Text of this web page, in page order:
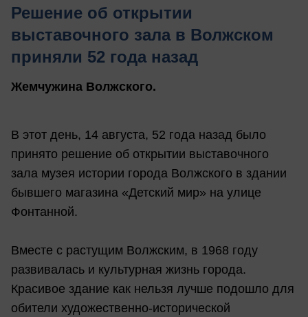
Решение об открытии
выставочного зала в Волжском
приняли 52 года назад
Жемчужина Волжского.
В этот день, 14 августа, 52 года назад было
принято решение об открытии выставочного
зала музея истории города Волжского в здании
бывшего магазина «Детский мир» на улице
Фонтанной.
Вместе с растущим Волжским, в 1968 году
развивалась и культурная жизнь города.
Красивое здание как нельзя лучше подошло для
обители художественно-исторической